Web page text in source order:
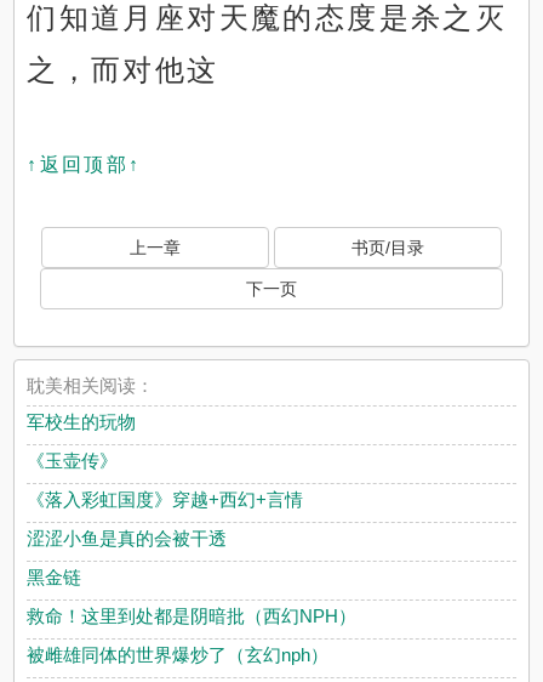
们知道月座对天魔的态度是杀之灭
之，而对他这
↑返回顶部↑
上一章 书页/目录
下一页
耽美相关阅读：
军校生的玩物
《玉壶传》
《落入彩虹国度》穿越+西幻+言情
涩涩小鱼是真的会被干透
黑金链
救命！这里到处都是阴暗批（西幻NPH）
被雌雄同体的世界爆炒了（玄幻nph）